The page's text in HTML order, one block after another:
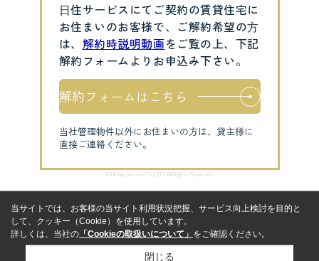
⽇住サービスにてご契約の賃貸住宅に
お住まいのお客様で、ご解約希望の⽅
は、 解約時説明動画をご覧の上、下記
解約フォームよりお申込み下さい。
解約フォームはこちら
当社管理物件以外にお住まいの方は、貸主様に
直接ご連絡ください。
© Nichiju Service Co.,LTD. All Rights Reserved.
当サイトでは、お客様の当サイト利用状況把握、サービス向上検討を目的と
して、クッキー（Cookie）を使用しています。
詳しくは、当社の 「Cookieの取扱いについて」 をご確認ください。
閉じる